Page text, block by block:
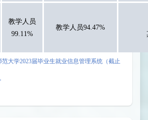
教学人员
99.11%
教学人员94.47%
范大学2023届毕业生就业信息管理系统（截止